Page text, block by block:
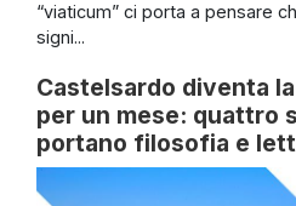
“viaticum” ci porta a pensare
signi...
Castelsardo diventa
per un mese: quattro
portano filosofia e